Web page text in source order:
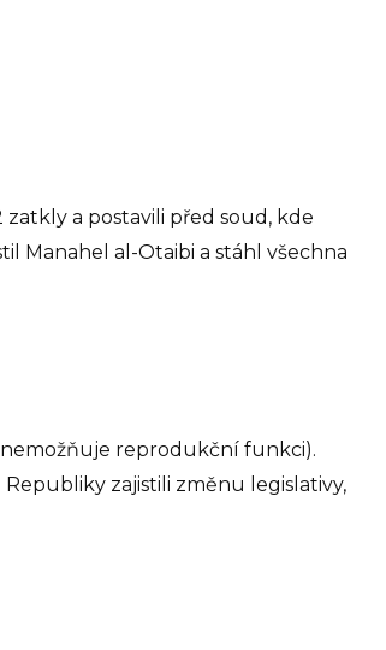
a postavili před soud, kde
Manahel al-Otaibi a stáhl všechna
reprodukční funkci).
zajistili změnu legislativy,